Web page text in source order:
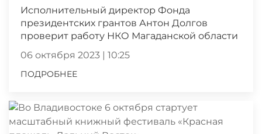
Исполнительный директор Фонда
президентских грантов Антон Долгов
проверит работу НКО Магаданской области
06 октября 2023 | 10:25
ПОДРОБНЕЕ